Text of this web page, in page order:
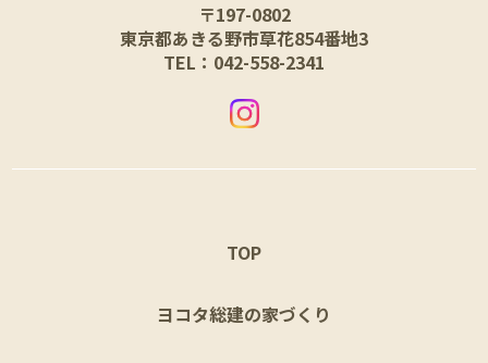
〒197-0802
東京都あきる野市草花854番地3
TEL：042-558-2341
TOP
ヨコタ総建の家づくり